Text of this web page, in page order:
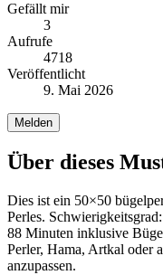
Gefällt mir
3
Aufrufe
4718
Veröffentlicht
9. Mai 2026
Melden
Über dieses
Dies ist ein 50×50
Perles.
88 Minuten inklusive
Perler, Hama, Artkal oder
anzupassen.